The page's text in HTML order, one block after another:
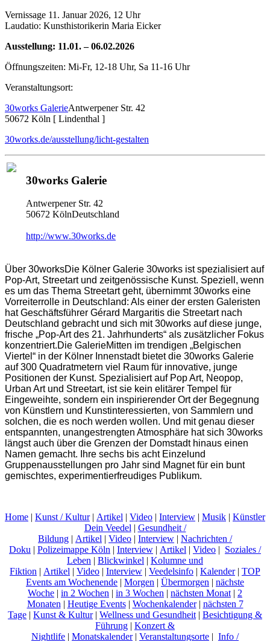
Vernissage 11. Januar 2026, 12 Uhr
Laudatio: Kunsthistorikerin Maria Eicker
Ausstellung: 11.01. – 06.02.2026
Öffnungszeiten: Mi-Fr, 12-18 Uhr, Sa 11-16 Uhr
Veranstaltungsort:
30works GalerieAntwerpener Str. 42
50672 Köln [ Lindenthal ]
30works.de/ausstellung/licht-gestalten
30works Galerie
Antwerpener Str. 42
50672 KölnDeutschland
http://www.30works.de
Über 30worksDie Kölner Galerie 30works ist spezialisiert auf
Pop-Art, Streetart und zeitgenössische Kunst. Speziell, wenn
es um das Thema Streetart geht, übernimmt 30works eine
Vorreiterrolle in Deutschland: Als einer der ersten Galeristen
hat Geschäftsführer Gérard Margaritis die Streetart nach
Deutschland gebracht und sich mit 30works auf diese junge,
frische „Pop-Art des 21. Jahrhunderts“ als zusätzlicher Fokus
konzentriert.Die GalerieMitten im trendigen „Belgischen
Viertel“ in der Kölner Innenstadt bietet die 30works Galerie
auf 300 Quadratmetern viel Raum für innovative, junge
Positionen der Kunst. Spezialisiert auf Pop Art, Neopop,
Urban Art und Streetart, ist sie kein elitärer Tempel für
Eingeweihte, sondern ein inspirierender Ort der Begegnung
von Künstlern und Kunstinteressierten, von Sammlern und
solchen, die es noch werden wollen. Und mit genau dieser
entspannten, unangestrengten Atmosphäre hat sich 30works
längst auch über die Grenzen der Domstadt hinaus einen
Namen gemacht. Ihre sechs bis acht Einzelund
Gruppenausstellungen pro Jahr sind Magnet für ein bunt
gemischtes, experimentierfreudiges Publikum.
Home | Kunst / Kultur| Artikel | Video | Interview | Musik | Künstler
Dein Veedel | Gesundheit /
Bildung | Artikel | Video | Interview | Nachrichten /
Doku | Polizeimappe Köln | Interview | Artikel | Video | Soziales /
Leben | Blickwinkel | Kolumne und
Fiktion | Artikel | Video | Interview | Veedelsinfo | Kalender| TOP
Events am Wochenende | Morgen | Übermorgen | nächste
Woche | in 2 Wochen | in 3 Wochen | nächsten Monat | 2
Monaten | Heutige Events| Wochenkalender| nächsten 7
Tage | Kunst & Kultur| Wellness und Gesundheit | Besichtigung &
Führung | Konzert &
Nightlife | Monatskalender| Veranstaltungsorte | Info /